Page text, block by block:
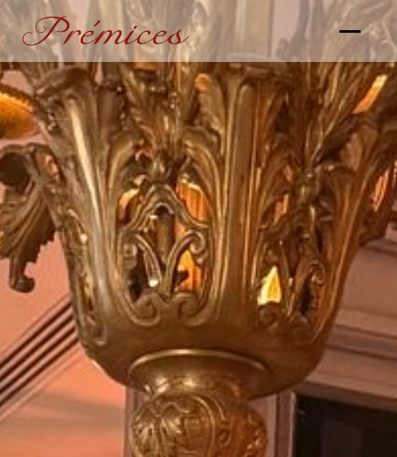
63BIS RUE DE SÈVRES · 92100 BOULOGNE-BILLANCOURT
+33 6 42 54 50 52 · TOM@PREMICES.CLUB